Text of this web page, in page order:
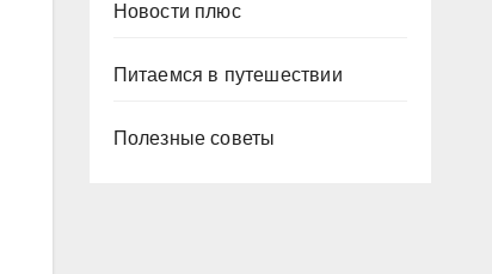
Новости плюс
Питаемся в путешествии
Полезные советы